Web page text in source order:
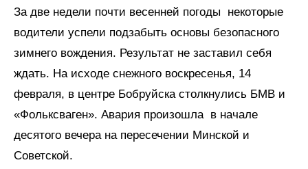
За две недели почти весенней погоды некоторые
водители успели подзабыть основы безопасного
зимнего вождения. Результат не заставил себя
ждать. На исходе снежного воскресенья, 14
февраля, в центре Бобруйска столкнулись БМВ и
«Фольксваген». Авария произошла в начале
десятого вечера на пересечении Минской и
Советской.